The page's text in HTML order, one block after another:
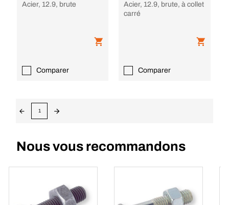
Acier, 12.9, brute
Comparer
Acier, 12.9, brute, à collet
carré
Comparer
1
Nous vous recommandons